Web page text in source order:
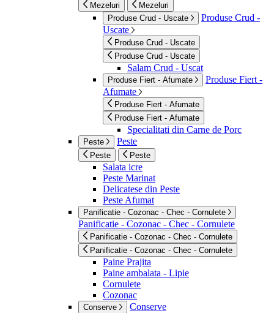
Mezeluri
Mezeluri
Produse Crud - Uscate
Produse Crud -
Uscate
Produse Crud - Uscate
Produse Crud - Uscate
Salam Crud - Uscat
Produse Fiert - Afumate
Produse Fiert -
Afumate
Produse Fiert - Afumate
Produse Fiert - Afumate
Specialitati din Carne de Porc
Peste Peste
Peste Peste
Salata icre
Peste Marinat
Delicatese din Peste
Peste Afumat
Panificatie - Cozonac - Chec - Cornulete
Panificatie - Cozonac - Chec - Cornulete
Panificatie - Cozonac - Chec - Cornulete
Panificatie - Cozonac - Chec - Cornulete
Paine Prajita
Paine ambalata - Lipie
Cornulete
Cozonac
Conserve Conserve